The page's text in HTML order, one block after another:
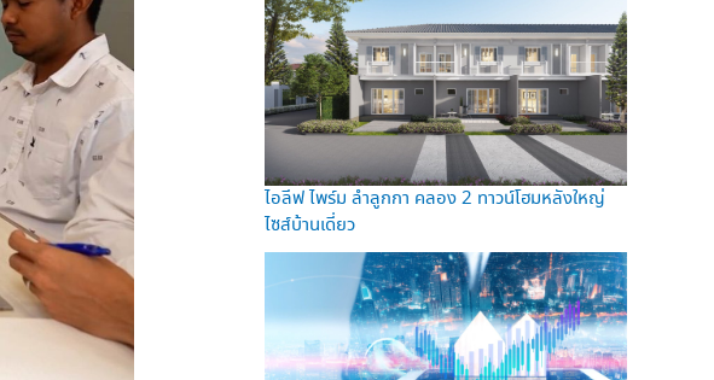
ไอลีฟ ไพร์ม ลำลูกกา คลอง 2 ทาวน์โฮมหลังใหญ่
ไซส์บ้านเดี่ยว